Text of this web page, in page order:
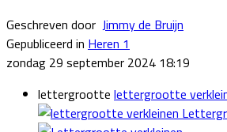
Geschreven door Jimmy de Bruijn
Gepubliceerd in Heren 1
zondag 29 september 2024 18:19
lettergrootte lettergrootte